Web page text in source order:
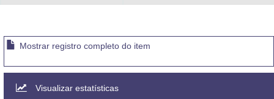
Mostrar registro completo do item
Visualizar estatísticas